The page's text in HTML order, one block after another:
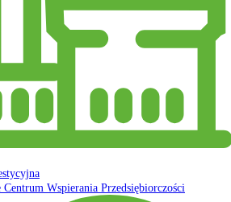
Centrum Wspierania Przedsiębiorczości